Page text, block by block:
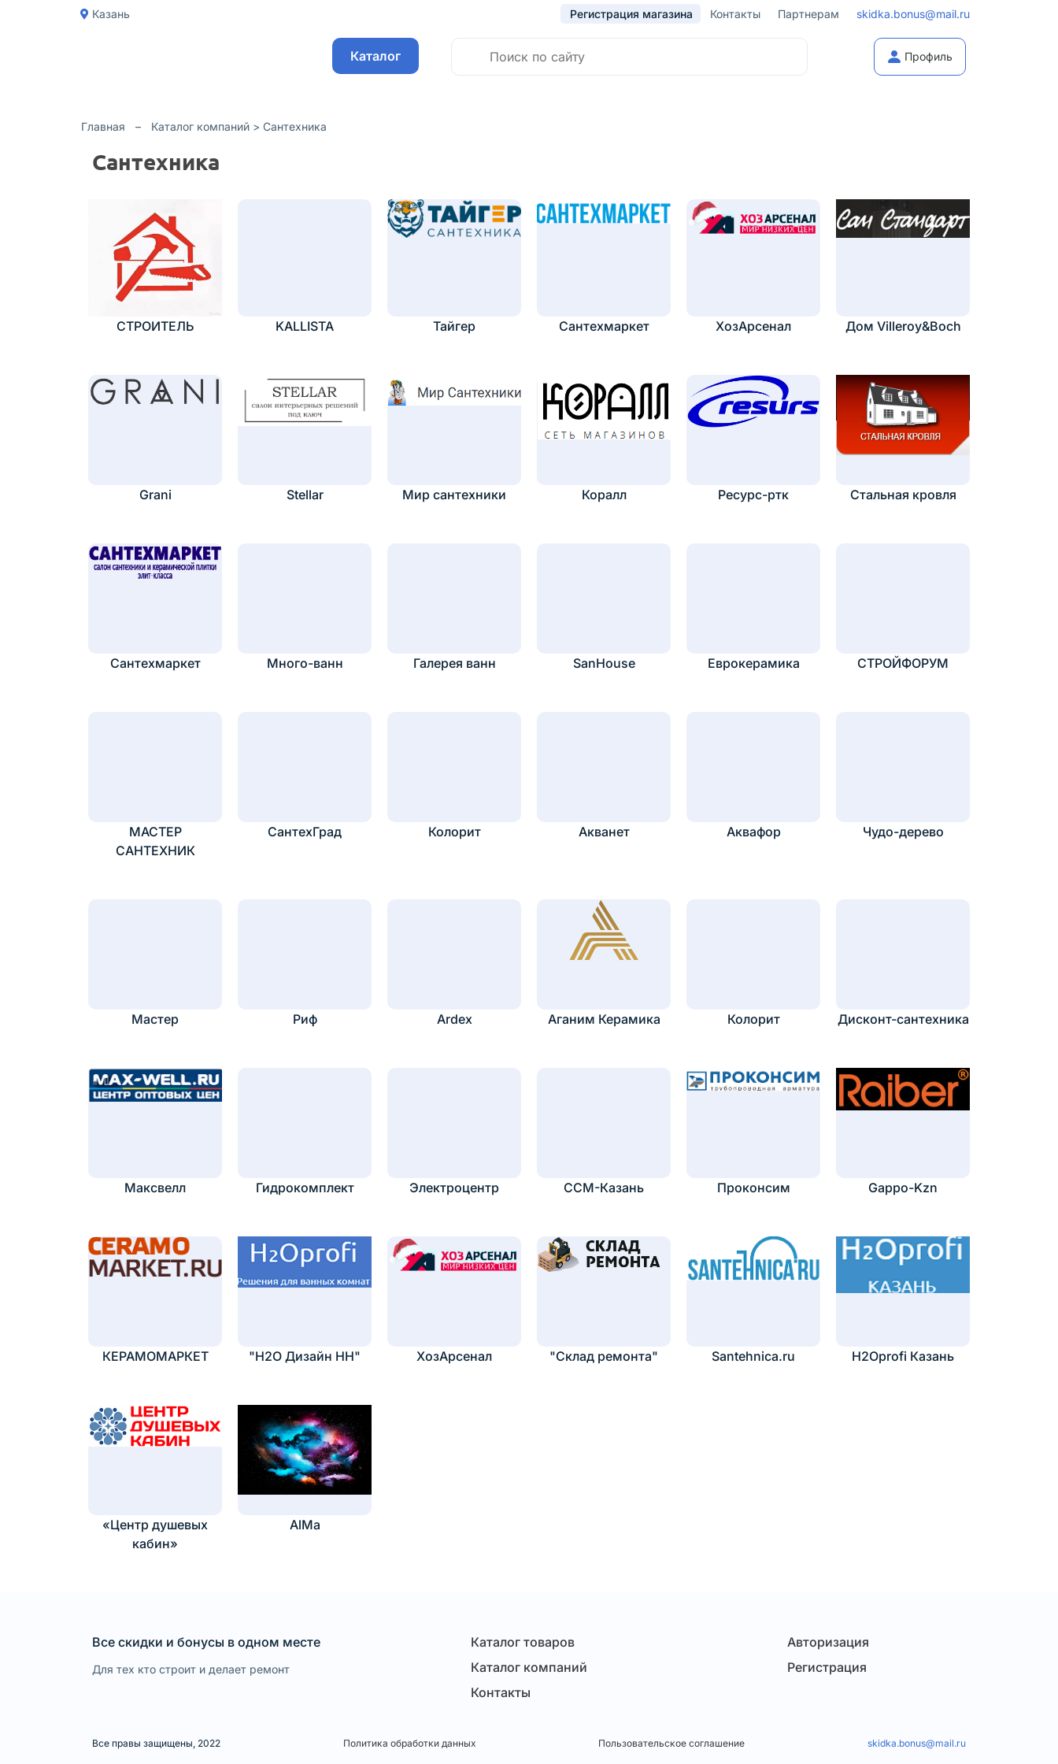
Казань Регистрация магазина Контакты Партнерам skidka.bonus@mail.ru
Каталог Профиль
Главная – Каталог компаний > Сантехника
Сантехника
СТРОИТЕЛЬ KALLISTA Тайгер Сантехмаркет ХозАрсенал Дом Villeroy&Boch
Grani Stellar Мир сантехники Коралл Ресурс-ртк Стальная кровля
Сантехмаркет Много-ванн Галерея ванн SanHouse Еврокерамика СТРОЙФОРУМ
МАСТЕР
САНТЕХНИК
СантехГрад Колорит Акванет Аквафор Чудо-дерево
Мастер Риф Ardex Аганим Керамика Колорит Дисконт-сантехника
Максвелл Гидрокомплект Электроцентр ССМ-Казань Проконсим Gappo-Kzn
КЕРАМОМАРКЕТ "H2O Дизайн НН" ХозАрсенал "Склад ремонта" Santehnica.ru H2Oprofi Казань
«Центр душевых
кабин»
AlMa
Все скидки и бонусы в одном месте
Для тех кто строит и делает ремонт
Каталог товаров
Каталог компаний
Контакты
Авторизация
Регистрация
Все правы защищены, 2022 Политика обработки данных Пользовательское соглашение skidka.bonus@mail.ru